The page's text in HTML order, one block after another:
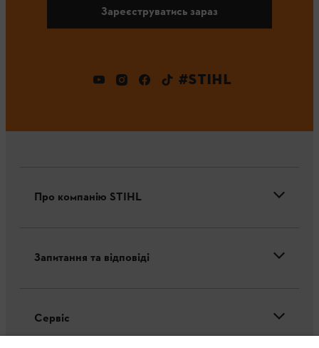
Зареєструватись зараз
#STIHL
Про компанію STIHL
Запитання та відповіді
Сервіс